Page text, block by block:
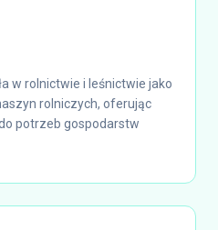
w rolnictwie i leśnictwie jako
rolniczych, oferując
potrzeb gospodarstw